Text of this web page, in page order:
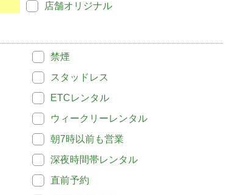
店舗オリジナル
禁煙
スタッドレス
ETCレンタル
ウィークリーレンタル
朝7時以前も営業
深夜時間帯レンタル
直前予約